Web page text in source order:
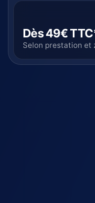
Dès 49€
Selon prestation et